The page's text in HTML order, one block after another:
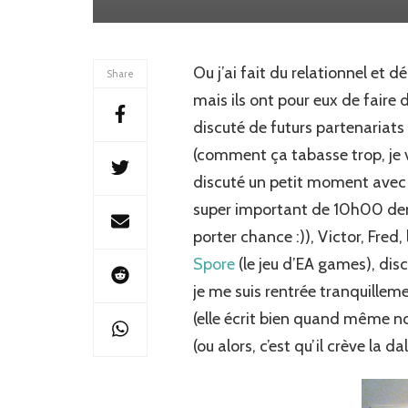
Share
Ou j’ai fait du relationnel et
mais ils ont pour eux de faire
discuté de futurs partenariats
(comment ça tabasse trop,
discuté un petit moment avec
super important de 10h00
porter chance :)), Victor,
Spore (le jeu d’EA games),
je me suis rentrée
(elle écrit bien quand même
(ou alors, c’est qu’il crève la